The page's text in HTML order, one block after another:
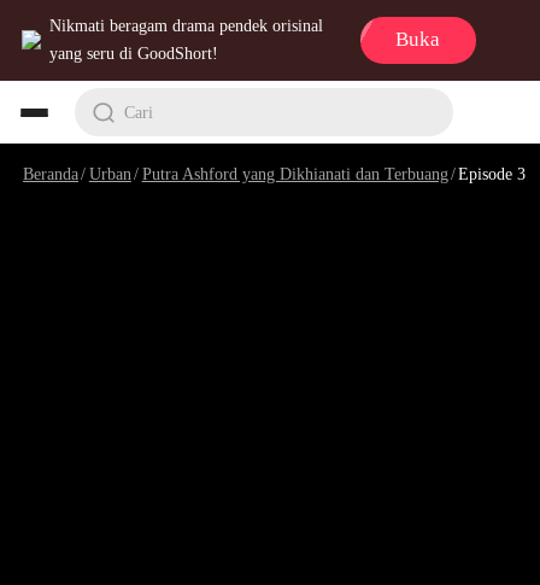
Nikmati beragam drama pendek orisinal
yang seru di GoodShort!
Buka
Cari
Beranda/Urban /Putra Ashford yang Dikhianati dan Terbuang/Episode 3